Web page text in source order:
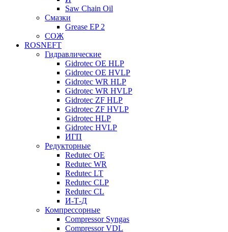
Saw Chain Oil
Смазки
Grease EP 2
СОЖ
ROSNEFT
Гидравлические
Gidrotec OE HLP
Gidrotec OE HVLP
Gidrotec WR HLP
Gidrotec WR HVLP
Gidrotec ZF HLP
Gidrotec ZF HVLP
Gidrotec HLP
Gidrotec HVLP
ИГП
Редукторные
Redutec OE
Redutec WR
Redutec LT
Redutec CLP
Redutec CL
И-Т-Д
Компрессорные
Compressor Syngas
Compressor VDL